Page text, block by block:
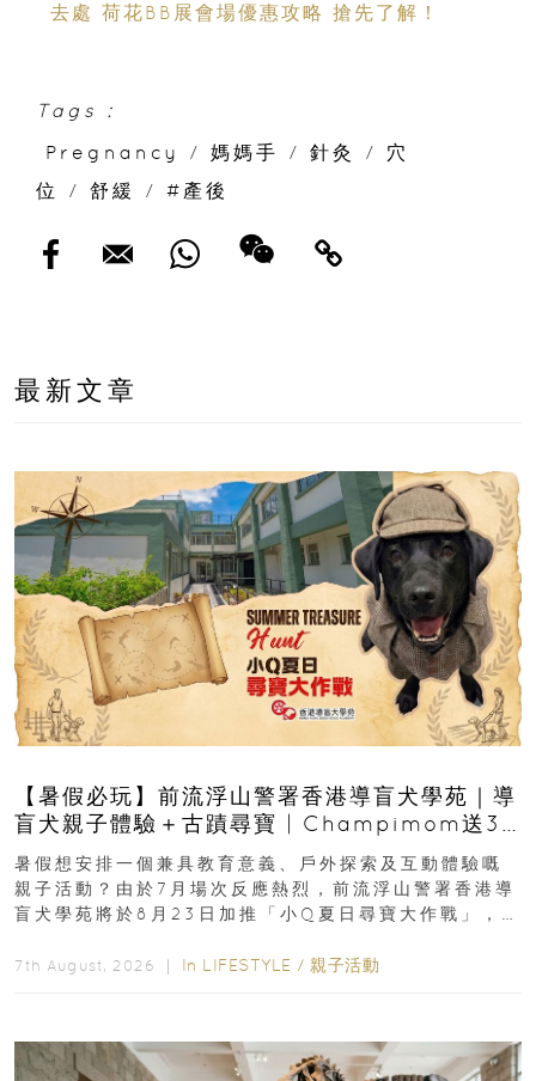
去處 荷花BB展會場優惠攻略 搶先了解！
Tags :
Pregnancy
/ 媽媽手 / 針灸 /
穴
位
/ 舒緩 / #產後
最新文章
【暑假必玩】前流浮山警署香港導盲犬學苑｜導
盲犬親子體驗＋古蹟尋寶 | Champimom送3
組免費名額
暑假想安排一個兼具教育意義、戶外探索及互動體驗嘅
親子活動？由於7月場次反應熱烈，前流浮山警署香港導
盲犬學苑將於8月23日加推「小Q夏日尋寶大作戰」，家
7th August, 2026 ｜ In LIFESTYLE / 親子活動